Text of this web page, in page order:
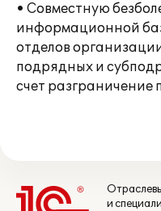
• Совместную
информационной
отделов
подрядных и
счет разграничение
и